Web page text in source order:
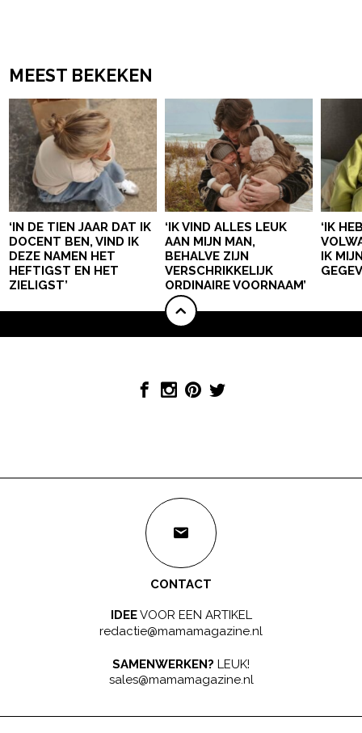
MEEST BEKEKEN
‘IN DE TIEN JAAR DAT IK
DOCENT BEN, VIND IK
DEZE NAMEN HET
HEFTIGST EN HET
ZIELIGST’
‘IK VIND ALLES LEUK
AAN MIJN MAN,
BEHALVE ZIJN
VERSCHRIKKELIJK
ORDINAIRE VOORNAAM’
‘IK
IK
CONTACT
IDEEVOOR EEN ARTIKEL
redactie@mamamagazine.nl
SAMENWERKEN? LEUK!
sales@mamamagazine.nl